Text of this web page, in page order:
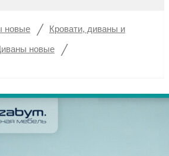
новые / Кровати, диваны и
новые /